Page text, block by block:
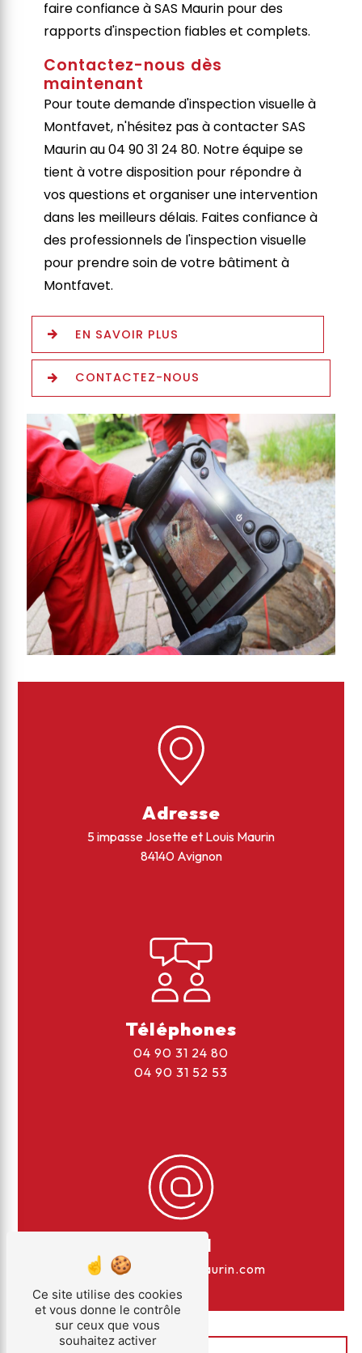
faire confiance à SAS Maurin pour des
rapports d'inspection fiables et complets.
Contactez-nous dès
maintenant
Pour toute demande d'inspection visuelle à
Montfavet, n'hésitez pas à contacter SAS
Maurin au 04 90 31 24 80. Notre équipe se
tient à votre disposition pour répondre à
vos questions et organiser une intervention
dans les meilleurs délais. Faites confiance à
des professionnels de l'inspection visuelle
pour prendre soin de votre bâtiment à
Montfavet.
EN SAVOIR PLUS
CONTACTEZ-NOUS
Adresse
5 impasse Josette et Louis Maurin
84140 Avignon
Téléphones
04 90 31 24 80
04 90 31 52 53
E-mail
sasmaurin@sasmaurin.com
Ce site utilise des cookies
et vous donne le contrôle
sur ceux que vous
souhaitez activer